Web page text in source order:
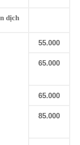
dịch
55.000
65.000
65.000
85.000